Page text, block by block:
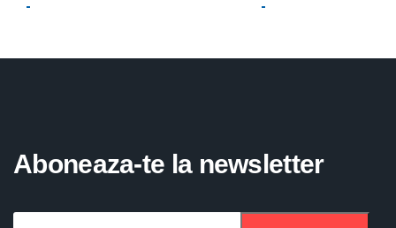
Aboneaza-te la newsletter